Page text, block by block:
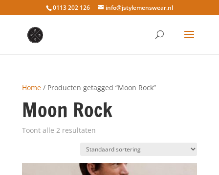
0113 202 126 info@jstylemenswear.nl
Home/ Producten getagged “Moon Rock”
Moon Rock
Toont alle 2 resultaten